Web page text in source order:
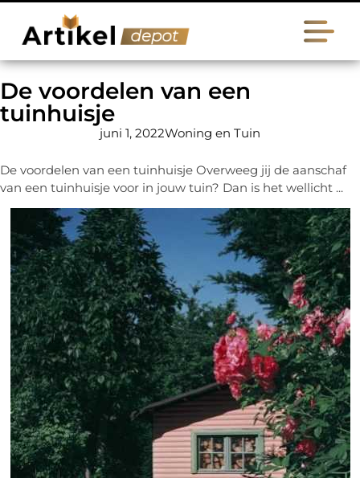
De voordelen van een
tuinhuisje
juni 1, 2022Woning en Tuin
De voordelen van een tuinhuisje Overweeg jij de aanschaf
van een tuinhuisje voor in jouw tuin? Dan is het wellicht ...